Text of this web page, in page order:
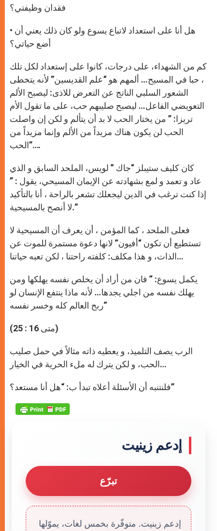
فقدان وظيفتي؟
• هل أنا على استعداد لاتباع يسوع ولو كان ذلك يعني أن
أضع حياتي؟
كم من الشهداء، على درجات، كانوا على إستعداد لكل تلك
، حبا في المسيح… ألمهم هو “علم القديسين” لأنه يتخطى
الشعور السلبي الناتج عن التعرض للاذى: ليصبح الألم
التعويضي الفاعل… ليصبح صليبهم حب، على ما تقول الأم
تريزا: ” من يختار الحب لا بد أن يتألم و لكن إن واصلت
الحب لن يكون هناك مزيداً من الألم وإنما مزيداً من
الحب”….
كان كليف ستيبلز “جاك ” لويس، الملحد السابق و الذي
عاد و تعمد و لمع بشهادته عن الإيمان المسيحي، يقول : ”
إذا كنت ترغب في الدين ليجعلك تشعر بالراحة ، أنا بالتأكيد
لا أنصح بالمسيحية.”
فعلى الملحد ، كما المؤمن ، أن يعرف أن المسيحية لا
تستطيع أن تكون “أفيون” لانها دعوة مستمرة للموت عن
الذات، و هذا مكلف: كلفته راحتنا ، لكن تعبه حياتنا…
يكمل يسوع: ” فان من أراد أن يخلص نفسه يهلكها ومن
يهلك نفسه من اجلي يجدها… لأنه ماذا ينتفع الإنسان لو
ربح العالم كله وخسر نفسه”
(متى 16 : 25)
الرب يصف التلميذ، و يعطيه ذاته مثالاً في حمل صليب
الحب، و لكن يترك له ملء الحرية في الخيار…
فلنتنبه أن الأسئلة أعلاه تبدأ ب: “هل أنا مستعد؟”
إدعم زينيت
تبرّع
إدعم زينيت. متوفّرة بخمس لغات، يموّلها